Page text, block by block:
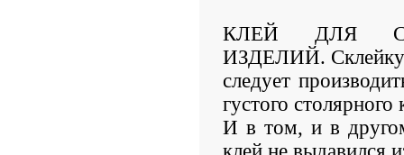
КЛЕЙ ДЛЯ
ИЗДЕЛИЙ. Склейку
следует
густого столярного
И в том, и в